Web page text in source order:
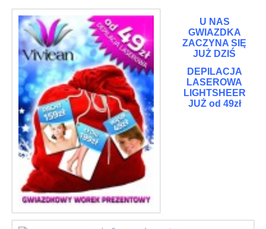
U NAS
GWIAZDKA
ZACZYNA SIĘ
JUŻ DZIŚ
DEPILACJA
LASEROWA
LIGHTSHEER
JUŻ od 49zł